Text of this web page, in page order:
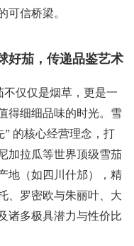
可信桥梁。
茄，传递品鉴艺术
仅仅是烟草，更是一
得细细品味的时光。雪
” 的核心经营理念，打
加拉瓜等世界顶级雪茄
地（如四川什邡），精
、罗密欧与朱丽叶、大
诸多极具潜力与性价比